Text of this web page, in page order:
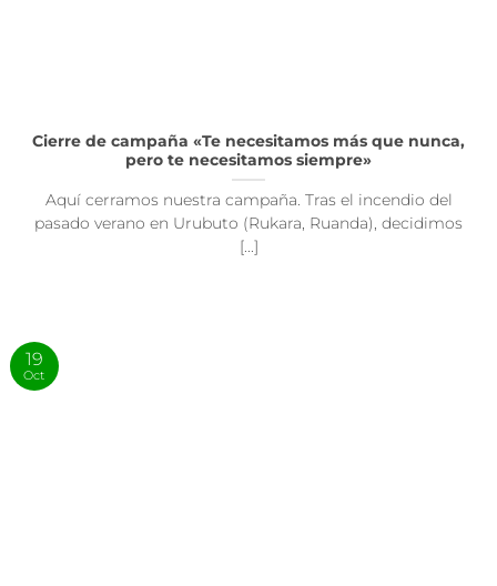
Cierre de campaña «Te necesitamos más que nunca,
pero te necesitamos siempre»
Aquí cerramos nuestra campaña. Tras el incendio del
pasado verano en Urubuto (Rukara, Ruanda), decidimos
[...]
19
Oct